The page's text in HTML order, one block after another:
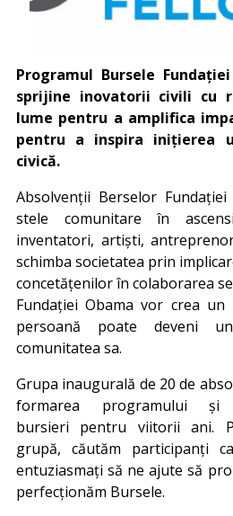
Programul Bursele
sprijine inovatorii civili cu
lume pentru a amplifica
pentru a inspira inițierea
civică.
Absolvenții Berselor
stele comunitare în
inventatori, artiști,
schimba societatea prin
concetățenilor în colaborarea
Fundației Obama vor crea
persoană poate deveni
comunitatea sa.
Grupa inaugurală de 20 de
formarea programului
bursieri pentru viitorii ani.
grupă, căutăm participanți
entuziasmați să ne ajute să
perfecționăm Bursele.